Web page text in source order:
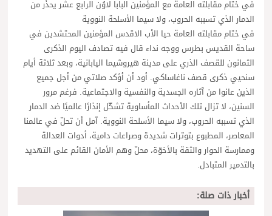
في ختام مقابلته العامة مع المؤمنين البابا لاوُن الرابع عشر يحذِّر من
الدمار الذي تسببه الحروب، ولا سيما الأسلحة النووية
في ختام مقابلته العامة حيا الأب الاقدس المؤمنين المحتشدين في
ساحة القديس بطرس ووجه نداء قال فيه تصادف اليوم الذكرى
الثمانون للقصف الذري على مدينة هيروشيما اليابانية، وبعد ثلاثة أيام
سنحيي ذكرى قصف ناغاساكي. أود أن أؤكد صلاتي من أجل جميع
الذين عانوا من آثاره الجسدية والنفسية والاجتماعية. فرغم مرور
السنين، لا تزال تلك الأحداث المأساوية تشكّل إنذارًا عالميًا ضد الدمار
الذي تسببه الحروب، ولا سيما الأسلحة النووية. آمل أن تحلّ في عالمنا
المعاصر، المطبوع بتوترات شديدة وصراعات دامية، أدوات العدالة
وممارسة الحوار والثقة بالأخوّة، محلّ وهم الأمان القائم على التهديد
بالتدمير المتبادل.
أخبار ذات صلة: